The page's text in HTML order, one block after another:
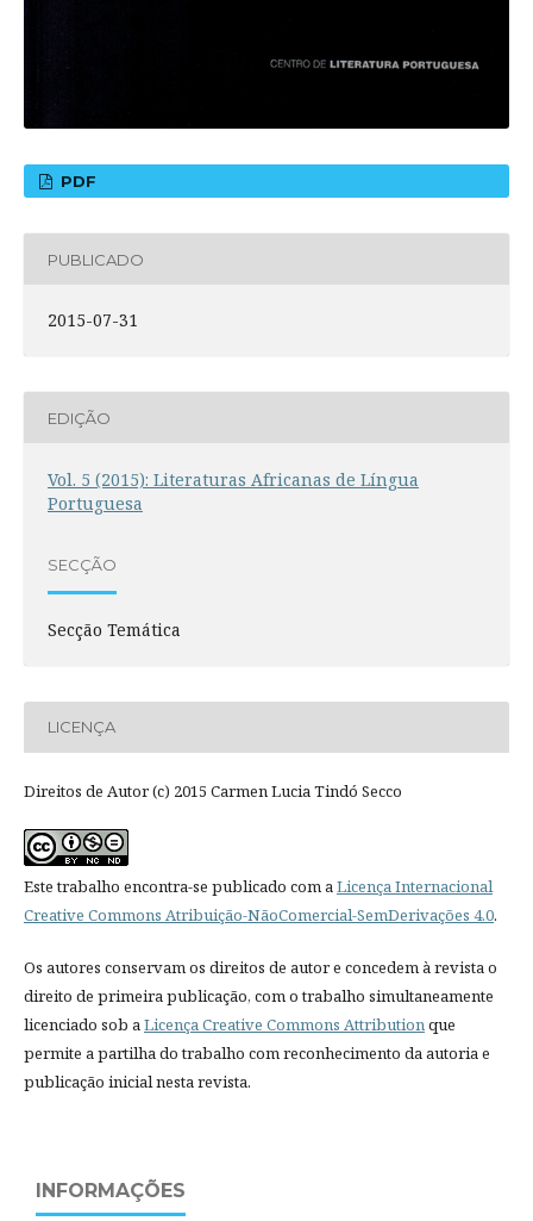
PDF
PUBLICADO
2015-07-31
EDIÇÃO
Vol. 5 (2015): Literaturas Africanas de Língua
Portuguesa
SECÇÃO
Secção Temática
LICENÇA
Direitos de Autor (c) 2015 Carmen Lucia Tindó Secco
Este trabalho encontra-se publicado com a Licença Internacional
Creative Commons Atribuição-NãoComercial-SemDerivações 4.0.
Os autores conservam os direitos de autor e concedem à revista o
direito de primeira publicação, com o trabalho simultaneamente
licenciado sob a Licença Creative Commons Attribution que
permite a partilha do trabalho com reconhecimento da autoria e
publicação inicial nesta revista.
INFORMAÇÕES